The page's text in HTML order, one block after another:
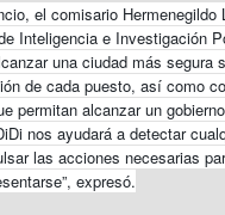
el comisario Hermenegildo
Inteligencia e Investigación
una ciudad más segura
de cada puesto, así como
permitan alcanzar un
nos ayudará a detectar
las acciones necesarias
expresó.